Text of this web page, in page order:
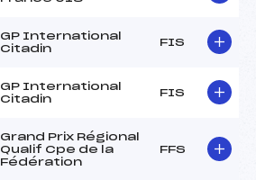
GP International
Citadin
FIS
GP International
Citadin
FIS
Grand Prix Régional
Qualif Cpe de la
Fédération
FFS